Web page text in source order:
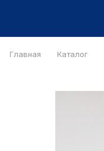
Главная Каталог